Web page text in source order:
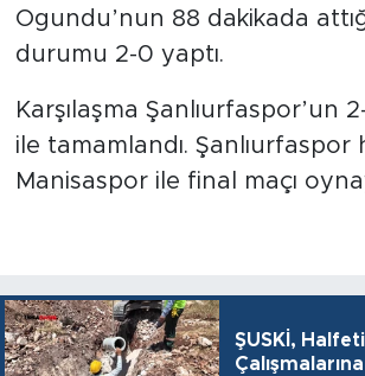
Ogundu’nun 88 dakikada
durumu 2-0 yaptı.
Karşılaşma Şanlıurfaspor’un
ile tamamlandı. Şanlıurfaspor
Manisaspor ile final maçı
ŞUSKİ,